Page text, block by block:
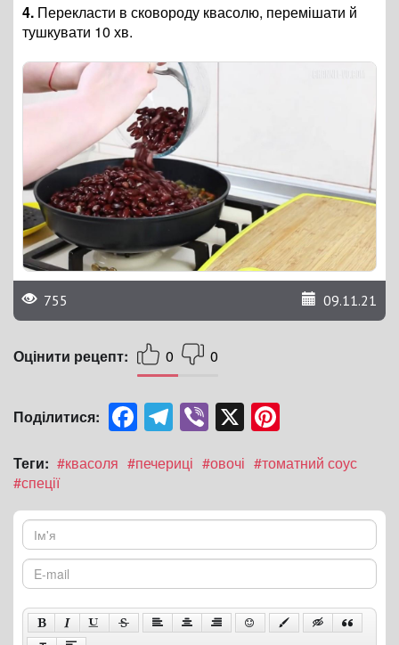
4. Перекласти в сковороду квасолю, перемішати й
тушкувати 10 хв.
755 09.11.21
Оцінити рецепт: 0 0
Поділитися: FacebookTelegramViber X
Теги: #квасоля #печериці #овочі #томатний соус
#спеції